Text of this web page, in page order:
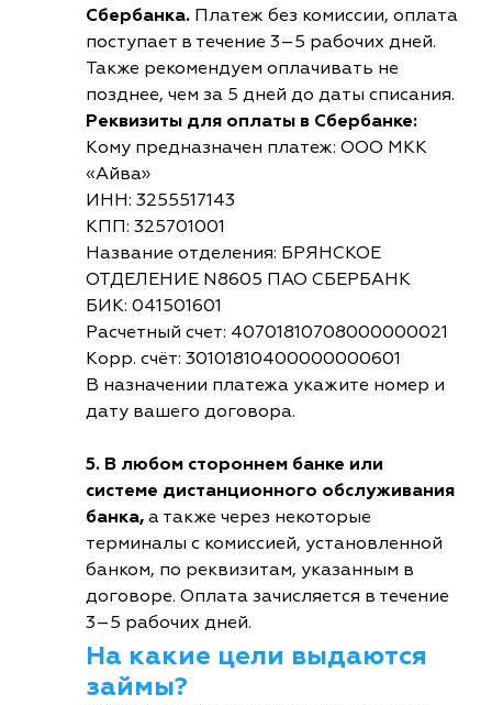
Сбербанка. Платеж без комиссии, оплата
поступает в течение 3–5 рабочих дней.
Также рекомендуем оплачивать не
позднее, чем за 5 дней до даты списания.
Реквизиты для оплаты в Сбербанке:
Кому предназначен платеж: ООО МКК
«Айва»
ИНН: 3255517143
КПП: 325701001
Название отделения: БРЯНСКОЕ
ОТДЕЛЕНИЕ N8605 ПАО СБЕРБАНК
БИК: 041501601
Расчетный счет: 40701810708000000021
Корр. счёт: 30101810400000000601
В назначении платежа укажите номер и
дату вашего договора.
5. В любом стороннем банке или
системе дистанционного обслуживания
банка, а также через некоторые
терминалы с комиссией, установленной
банком, по реквизитам, указанным в
договоре. Оплата зачисляется в течение
3–5 рабочих дней.
На какие цели выдаются
займы?